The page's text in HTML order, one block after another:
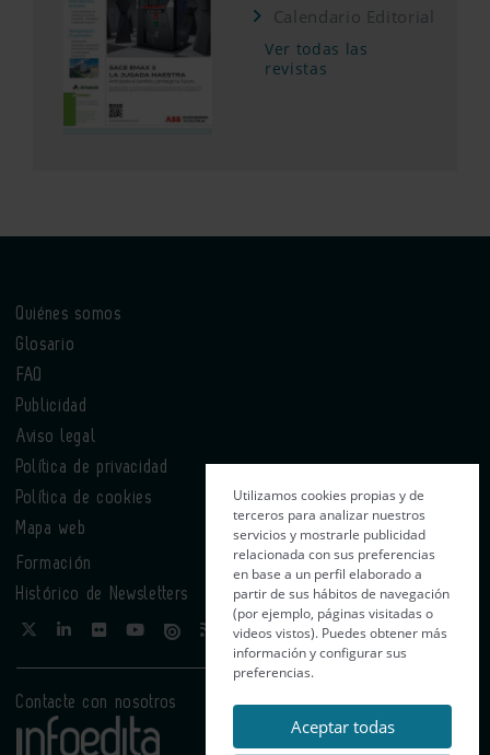
Calendario Editorial
Ver todas las
revistas
Quiénes somos
Glosario
FAQ
Publicidad
Aviso legal
Política de privacidad
Política de cookies
Mapa web
Formación
Histórico de Newsletters
Contacte con nosotros
Utilizamos cookies propias y de
terceros para analizar nuestros
servicios y mostrarle publicidad
relacionada con sus preferencias
en base a un perfil elaborado a
partir de sus hábitos de navegación
(por ejemplo, páginas visitadas o
videos vistos). Puedes obtener más
información y configurar sus
preferencias.
Aceptar todas